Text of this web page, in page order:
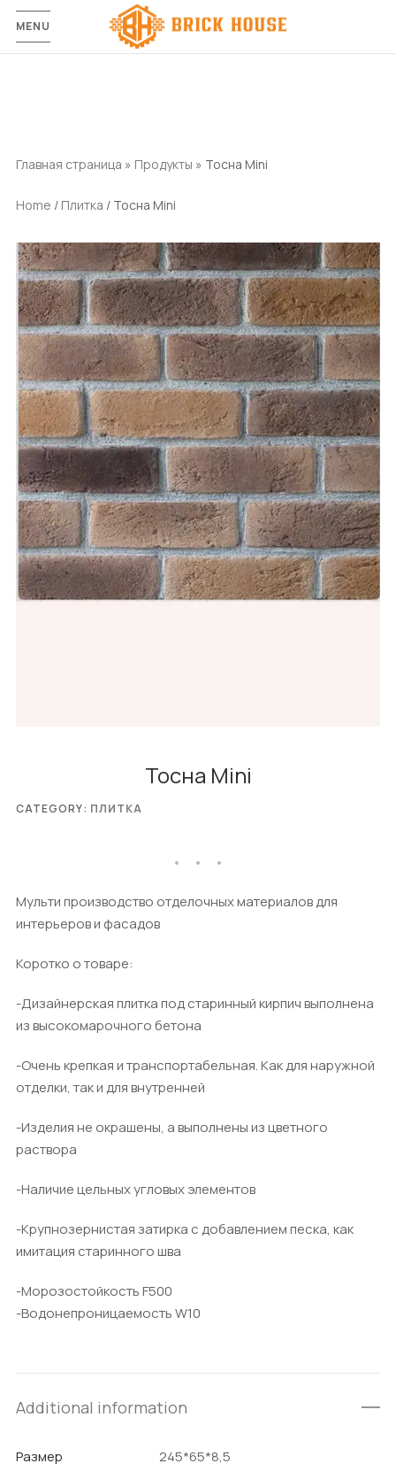
MENU
Главная страница » Продукты » Тосна Mini
Home / Плитка / Тосна Mini
Тосна Mini
Мульти производство отделочных материалов для
интерьеров и фасадов
Коротко о товаре:
-Дизайнерская плитка под старинный кирпич выполнена
из высокомарочного бетона
-Очень крепкая и транспортабельная. Как для наружной
отделки, так и для внутренней
-Изделия не окрашены, а выполнены из цветного
раствора
-Наличие цельных угловых элементов
-Крупнозернистая затирка с добавлением песка, как
имитация старинного шва
-Морозостойкость F500
-Водонепроницаемость W10
CATEGORY: ПЛИТКА
Additional information
Размер 245*65*8,5